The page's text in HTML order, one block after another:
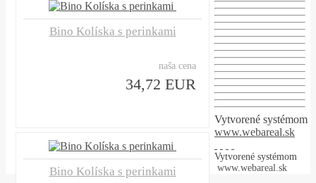
Bino Kolíska s perinkami
naša cena
34,72 EUR
Bino Kolíska s perinkami
Vytvorené systémom
www.webareal.sk
Vytvorené systémom
www.webareal.sk